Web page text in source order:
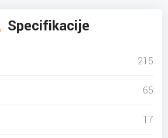
Specifikacije
215
65
17